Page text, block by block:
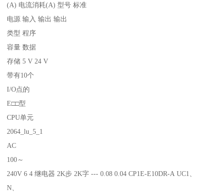
(A) 电流消耗(A) 型号 标准
电源 输入 输出 输出
类型 程序
容量 数据
存储 5 V 24 V
带有10个
I/O点的
E□□型
CPU单元
2064_lu_5_1
AC
100～
240V 6 4 继电器 2K步 2K字 --- 0.08 0.04 CP1E-E10DR-A UC1、
N、